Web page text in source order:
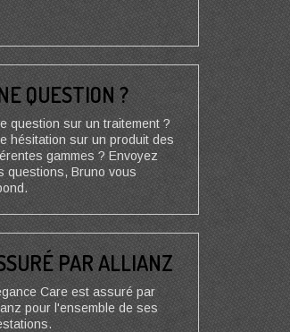
QUESTION ?
question sur un traitement ?
hésitation sur un produit des
gammes ? Envoyez
questions, Bruno vous
PAR ALLIANZ
Care est assuré par
pour l'ensemble de ses